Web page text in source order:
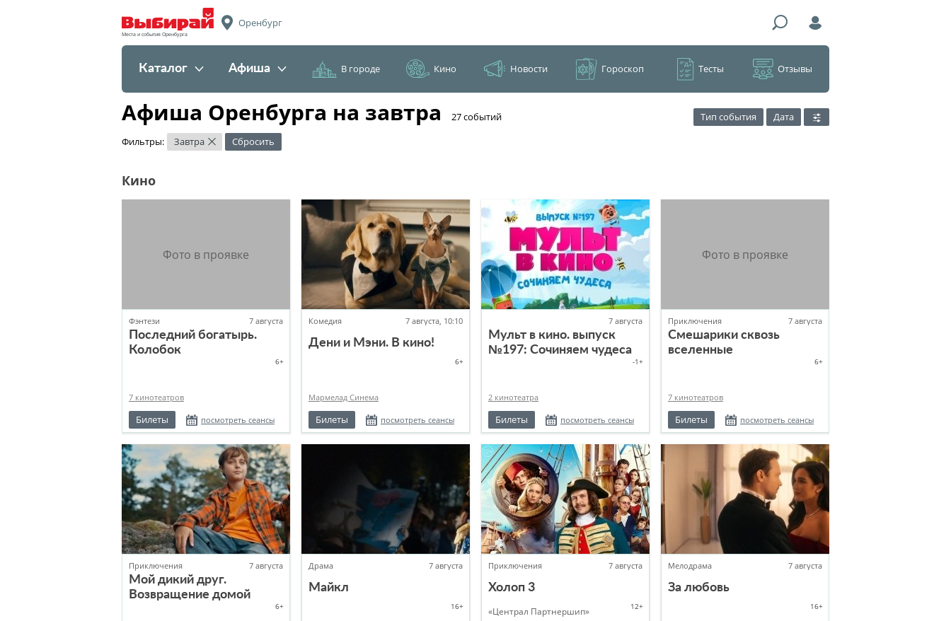
Места и события Оренбурга
Оренбург
Каталог Афиша В городе Кино Новости Гороскоп Тесты Отзывы
Афиша Оренбурга на завтра ​27 событий Тип события
Дата
Фильтры:
Завтра × Сбросить
Кино
Фэнтези 7 августа
Последний богатырь.
Колобок
6+
7 кинотеатров
Билеты посмотреть сеансы
Комедия 7 августа, 10:10
Дени и Мэни. В кино!
6+
Мармелад Синема
Билеты посмотреть сеансы
7 августа
Мульт в кино. выпуск
№197: Сочиняем чудеса
-1+
2 кинотеатра
Билеты посмотреть сеансы
Приключения 7 августа
Смешарики сквозь
вселенные
6+
7 кинотеатров
Билеты посмотреть сеансы
Приключения 7 августа
Мой дикий друг.
Возвращение домой
6+
Драма 7 августа
Майкл
16+
Приключения 7 августа
Холоп 3
12+
«Централ Партнершип»
Мелодрама 7 августа
За любовь
16+